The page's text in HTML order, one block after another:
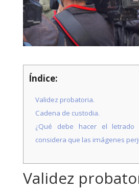
Índice:
Validez probatoria.
Cadena de custodia.
¿Qué debe hacer el
considera que las imágenes
Validez
Estas
cookies no
son
opcionales.
Son
para que
funcione la
web.
Estadísticas
Para que
podamos
y estructura
de la web, en
base a cómo